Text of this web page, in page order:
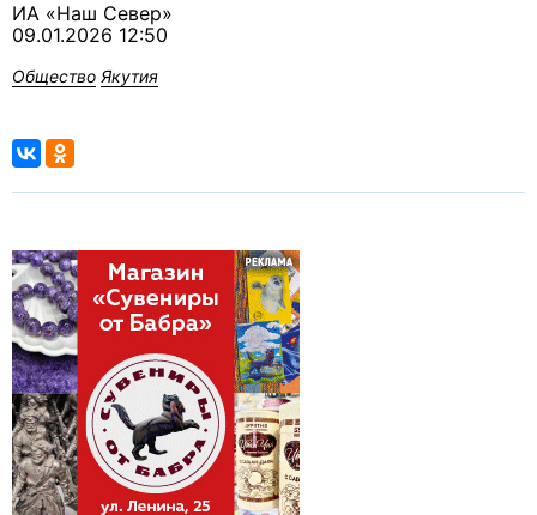
ИА «Наш Север»
09.01.2026 12:50
Общество Якутия